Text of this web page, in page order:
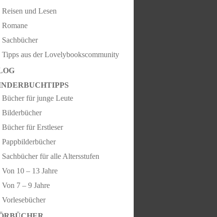
Reisen und Lesen
Romane
Sachbücher
Tipps aus der Lovelybookscommunity
Bücher für junge Leute
Bilderbücher
Bücher für Erstleser
Pappbilderbücher
Sachbücher für alle Altersstufen
Von 10 – 13 Jahre
Von 7 – 9 Jahre
Vorlesebücher